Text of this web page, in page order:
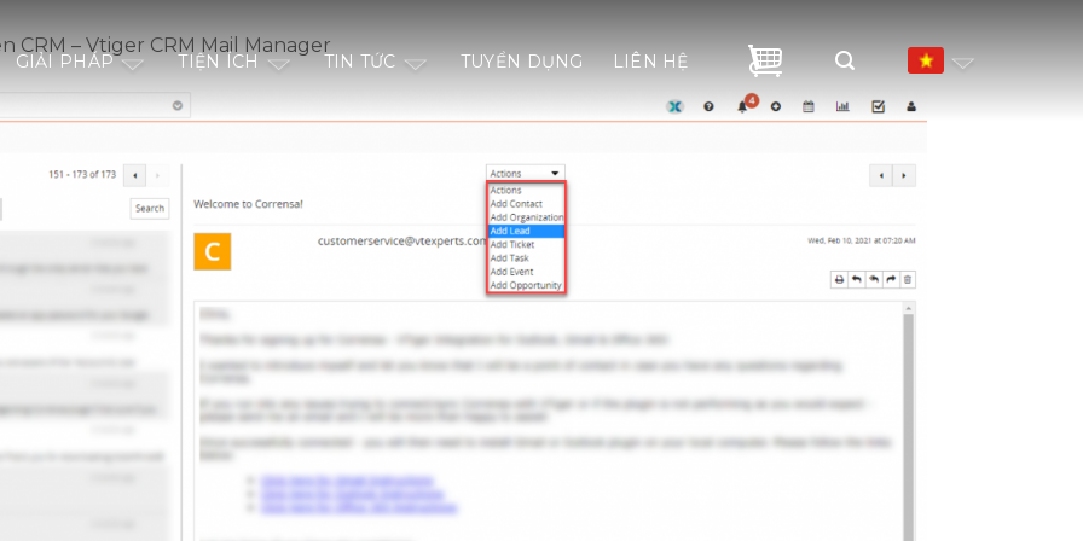
GIẢI PHÁP TIỆN ÍCH TIN TỨC TUYỂN DỤNG LIÊN HỆ
CRM – Vtiger CRM Mail Manager